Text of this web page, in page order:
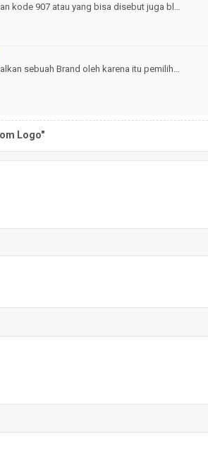
kode 907 atau yang bisa disebut juga bl…
sebuah Brand oleh karena itu pemilih…
Logo"